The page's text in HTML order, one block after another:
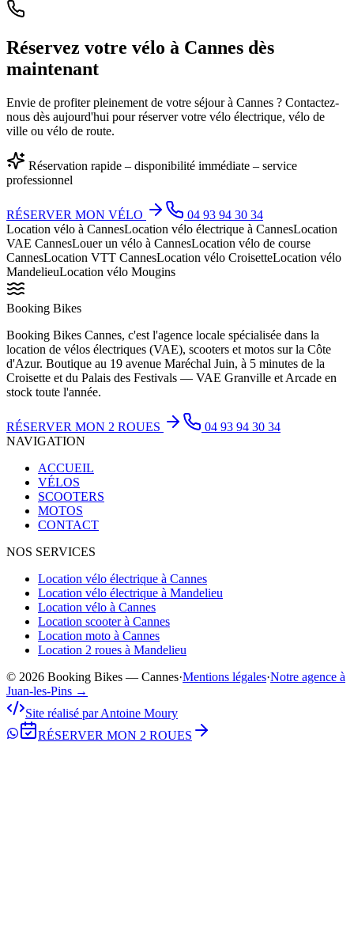
Réservez votre vélo à Cannes dès
maintenant
Envie de profiter pleinement de votre séjour à Cannes ? Contactez-
nous dès aujourd'hui pour réserver votre vélo électrique, vélo de
ville ou vélo de route.
Réservation rapide – disponibilité immédiate – service
professionnel
RÉSERVER MON VÉLO
04 93 94 30 34
Location vélo à CannesLocation vélo électrique à CannesLocation
VAE CannesLouer un vélo à CannesLocation vélo de course
CannesLocation VTT CannesLocation vélo CroisetteLocation vélo
MandelieuLocation vélo Mougins
Booking Bikes
Booking Bikes Cannes, c'est l'agence locale spécialisée dans la
location de vélos électriques (VAE), scooters et motos sur la Côte
d'Azur. Boutique au 19 avenue Maréchal Juin, à 5 minutes de la
Croisette et du Palais des Festivals — VAE Granville et Arcade en
stock toute l'année.
RÉSERVER MON 2 ROUES
04 93 94 30 34
NAVIGATION
ACCUEIL
VÉLOS
SCOOTERS
MOTOS
CONTACT
NOS SERVICES
Location vélo électrique à Cannes
Location vélo électrique à Mandelieu
Location vélo à Cannes
Location scooter à Cannes
Location moto à Cannes
Location 2 roues à Mandelieu
© 2026 Booking Bikes — Cannes·Mentions légales·Notre agence à
Juan-les-Pins →
Site réalisé par Antoine Moury
RÉSERVER MON 2 ROUES